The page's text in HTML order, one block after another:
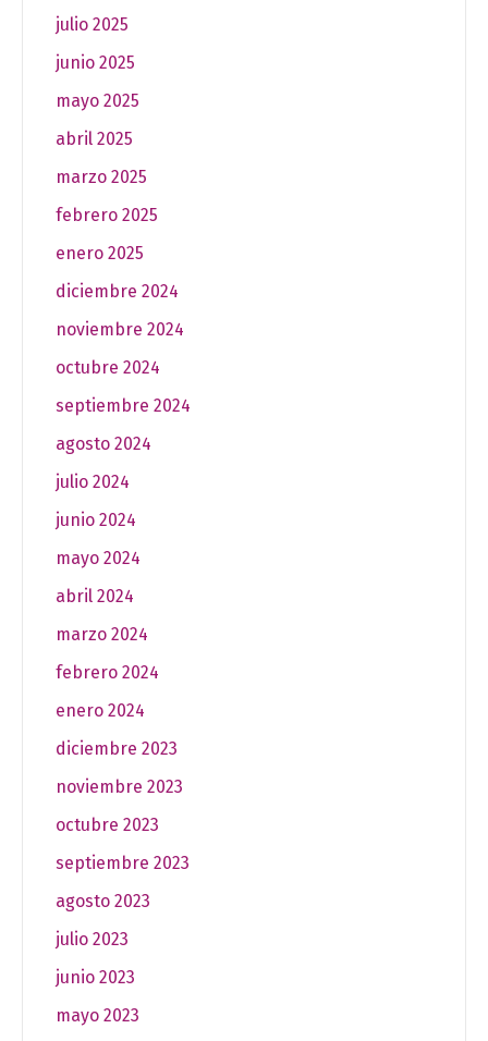
julio 2025
junio 2025
mayo 2025
abril 2025
marzo 2025
febrero 2025
enero 2025
diciembre 2024
noviembre 2024
octubre 2024
septiembre 2024
agosto 2024
julio 2024
junio 2024
mayo 2024
abril 2024
marzo 2024
febrero 2024
enero 2024
diciembre 2023
noviembre 2023
octubre 2023
septiembre 2023
agosto 2023
julio 2023
junio 2023
mayo 2023